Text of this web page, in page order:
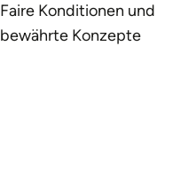
Faire Konditionen und
bewährte Konzepte